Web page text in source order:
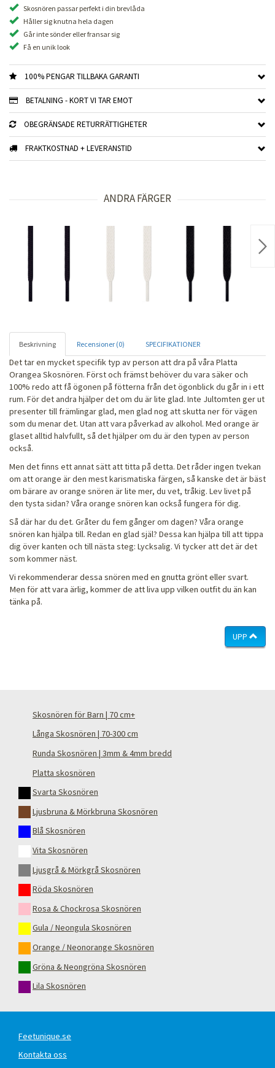
Skosnören passar perfekt i din brevlåda
Håller sig knutna hela dagen
Går inte sönder eller fransar sig
Få en unik look
100% PENGAR TILLBAKA GARANTI
BETALNING - KORT VI TAR EMOT
OBEGRÄNSADE RETURRÄTTIGHETER
FRAKTKOSTNAD + LEVERANSTID
ANDRA FÄRGER
Beskrivning Recensioner (0) SPECIFIKATIONER
Det tar en mycket specifik typ av person att dra på våra Platta
Orangea Skosnören. Först och främst behöver du vara säker och
100% redo att få ögonen på fötterna från det ögonblick du går in i ett
rum. För det andra hjälper det om du är lite glad. Inte Jultomten ger ut
presenter till främlingar glad, men glad nog att skutta ner för vägen
som du menar det. Utan att vara påverkad av alkohol. Med orange är
glaset alltid halvfullt, så det hjälper om du är den typen av person
också.
Men det finns ett annat sätt att titta på detta. Det råder ingen tvekan
om att orange är den mest karismatiska färgen, så kanske det är bäst
om bärare av orange snören är lite mer, du vet, tråkig. Lev livet på
den tysta sidan? Våra orange snören kan också fungera för dig.
Så där har du det. Gråter du fem gånger om dagen? Våra orange
snören kan hjälpa till. Redan en glad själ? Dessa kan hjälpa till att tippa
dig över kanten och till nästa steg: Lycksalig. Vi tycker att det är det
som kommer näst.
Vi rekommenderar dessa snören med en gnutta grönt eller svart.
Men för att vara ärlig, kommer de att liva upp vilken outfit du än kan
tänka på.
UPP
Skosnören för Barn | 70 cm+
Långa Skosnören | 70-300 cm
Runda Skosnören | 3mm & 4mm bredd
Platta skosnören
Svarta Skosnören
Ljusbruna & Mörkbruna Skosnören
Blå Skosnören
Vita Skosnören
Ljusgrå & Mörkgrå Skosnören
Röda Skosnören
Rosa & Chockrosa Skosnören
Gula / Neongula Skosnören
Orange / Neonorange Skosnören
Gröna & Neongröna Skosnören
Lila Skosnören
Feetunique.se
Kontakta oss